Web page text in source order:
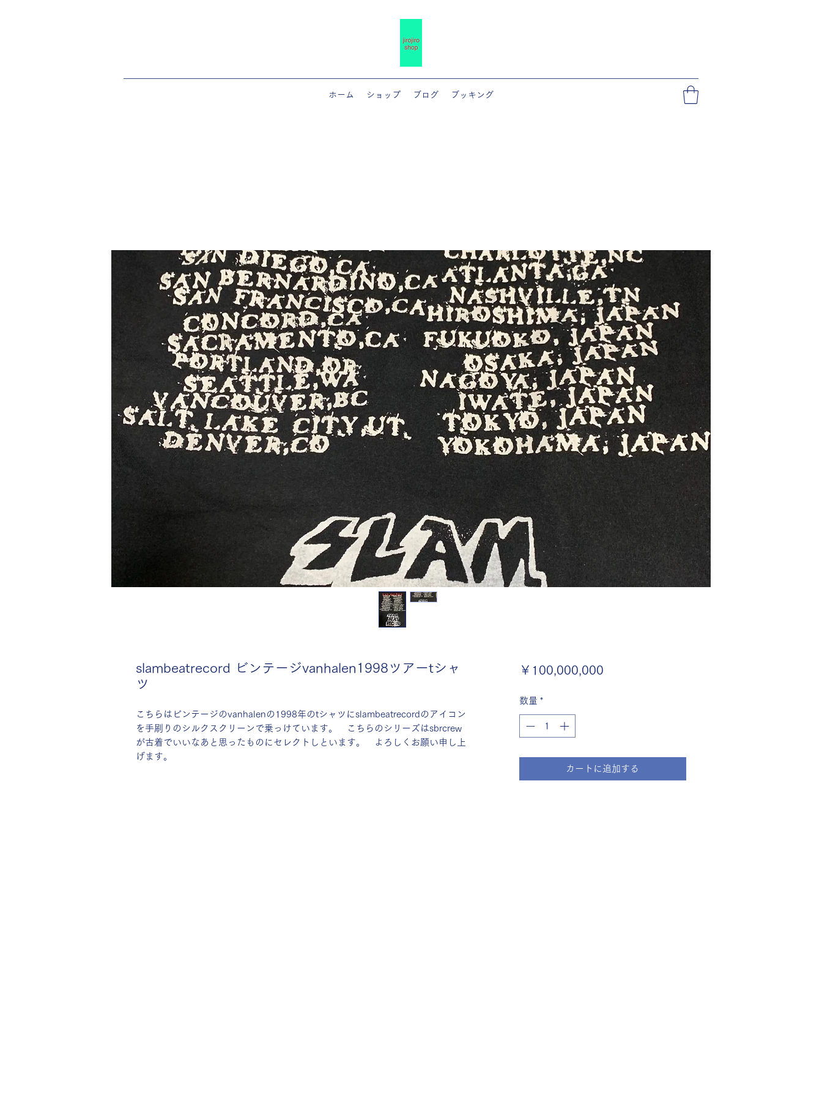
ホーム ショップ ブログ ブッキング
slambeatrecord ビンテージvanhalen1998ツアーtシャ
ツ
こちらはビンテージのvanhalenの1998年のtシャツにslambeatrecordのアイコン
を手刷りのシルクスクリーンで乗っけています。　こちらのシリーズはsbrcrew
が古着でいいなあと思ったものにセレクトしといます。　よろしくお願い申し上
げます。
￥100,000,000価
数量 *
カートに追加する